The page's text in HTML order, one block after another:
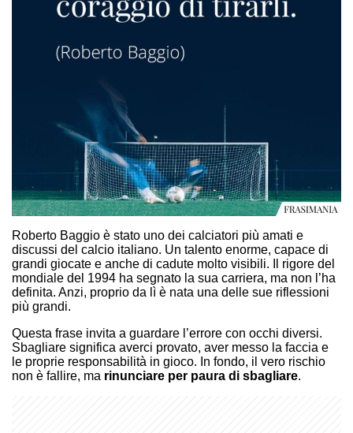
Roberto Baggio è stato uno dei calciatori più amati e
discussi del calcio italiano. Un talento enorme, capace di
grandi giocate e anche di cadute molto visibili. Il rigore del
mondiale del 1994 ha segnato la sua carriera, ma non l’ha
definita. Anzi, proprio da lì è nata una delle sue riflessioni
più grandi.
Questa frase invita a guardare l’errore con occhi diversi.
Sbagliare significa averci provato, aver messo la faccia e
le proprie responsabilità in gioco. In fondo, il vero rischio
non è fallire, ma rinunciare per paura di sbagliare.